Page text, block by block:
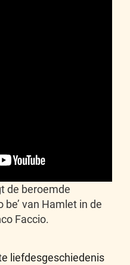
de beroemde
be’ van Hamlet in de
Faccio.
liefdesgeschiedenis